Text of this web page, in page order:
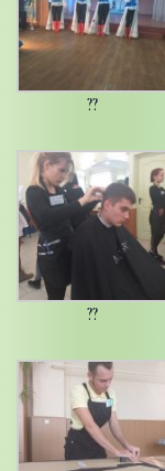
??
??